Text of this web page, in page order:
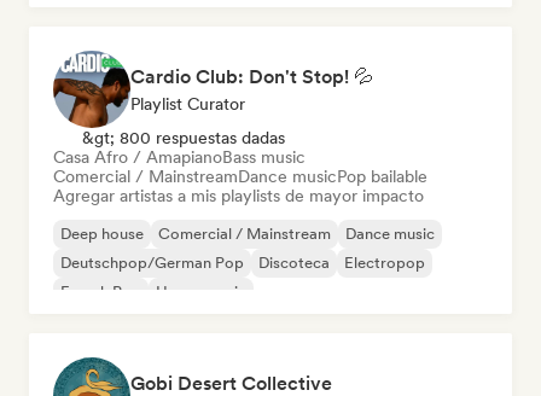
Cardio Club: Don't Stop! 💦
Playlist Curator
&gt; 800 respuestas dadas
Casa Afro / AmapianoBass music
Comercial / MainstreamDance musicPop bailable
Agregar artistas a mis playlists de mayor impacto
Deep house Comercial / Mainstream
Dance music
Deutschpop/German Pop
Discoteca
Electropop
French Pop
House music
Gobi Desert Collective